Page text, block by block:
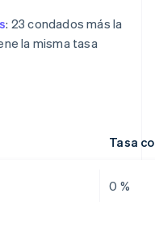
: 23 condados más la
la misma tasa
Tasa
0 %